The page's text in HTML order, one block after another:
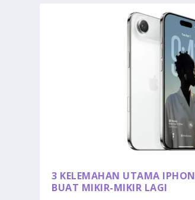
3 KELEMAHAN UTAMA
BUAT MIKIR-MIKIR LAGI